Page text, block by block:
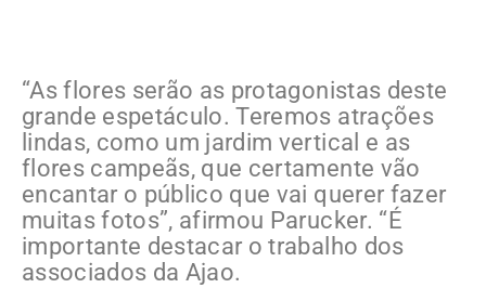
“As flores serão as protagonistas deste
grande espetáculo. Teremos atrações
lindas, como um jardim vertical e as
flores campeãs, que certamente vão
encantar o público que vai querer fazer
muitas fotos”, afirmou Parucker. “É
importante destacar o trabalho dos
associados da Ajao.